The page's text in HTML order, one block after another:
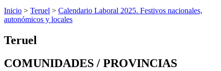
Inicio > Teruel > Calendario Laboral 2025. Festivos nacionales,
autonómicos y locales
Teruel
COMUNIDADES / PROVINCIAS